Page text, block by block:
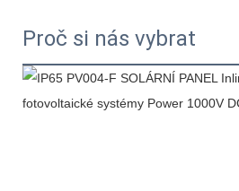
Proč si nás vybrat